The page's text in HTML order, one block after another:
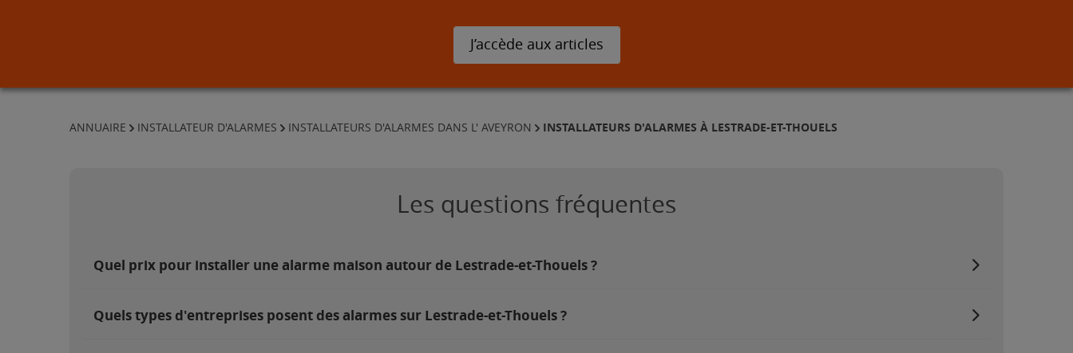
J’accède aux articles
ANNUAIRE INSTALLATEUR D'ALARMES INSTALLATEURS D'ALARMES DANS L' AVEYRON INSTALLATEURS D'ALARMES À LESTRADE-ET-THOUELS
Les questions fréquentes
Quel prix pour installer une alarme maison autour de Lestrade-et-Thouels ?
Quels types d'entreprises posent des alarmes sur Lestrade-et-Thouels ?